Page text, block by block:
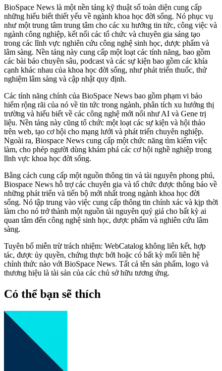
BioSpace News là một nền tảng kỹ thuật số toàn diện cung cấp
những hiểu biết thiết yếu về ngành khoa học đời sống. Nó phục vụ
như một trung tâm trung tâm cho các xu hướng tin tức, công việc và
ngành công nghiệp, kết nối các tổ chức và chuyên gia sáng tạo
trong các lĩnh vực nghiên cứu công nghệ sinh học, dược phẩm và
lâm sàng. Nền tảng này cung cấp một loạt các tính năng, bao gồm
các bài báo chuyên sâu, podcast và các sự kiện bao gồm các khía
cạnh khác nhau của khoa học đời sống, như phát triển thuốc, thử
nghiệm lâm sàng và cập nhật quy định.
Các tính năng chính của BioSpace News bao gồm phạm vi bảo
hiểm rộng rãi của nó về tin tức trong ngành, phân tích xu hướng thị
trường và hiểu biết về các công nghệ mới nổi như AI và Gene trị
liệu. Nền tảng này cũng tổ chức một loạt các sự kiện và hội thảo
trên web, tạo cơ hội cho mạng lưới và phát triển chuyên nghiệp.
Ngoài ra, Biospace News cung cấp một chức năng tìm kiếm việc
làm, cho phép người dùng khám phá các cơ hội nghề nghiệp trong
lĩnh vực khoa học đời sống.
Bằng cách cung cấp một nguồn thông tin và tài nguyên phong phú,
Biospace News hỗ trợ các chuyên gia và tổ chức được thông báo về
những phát triển và tiến bộ mới nhất trong ngành khoa học đời
sống. Nó tập trung vào việc cung cấp thông tin chính xác và kịp thời
làm cho nó trở thành một nguồn tài nguyên quý giá cho bất kỳ ai
quan tâm đến công nghệ sinh học, dược phẩm và nghiên cứu lâm
sàng.
Tuyên bố miễn trừ trách nhiệm: WebCatalog không liên kết, hợp
tác, được ủy quyền, chứng thực bởi hoặc có bất kỳ mối liên hệ
chính thức nào với BioSpace News. Tất cả tên sản phẩm, logo và
thương hiệu là tài sản của các chủ sở hữu tương ứng.
Có thể bạn sẽ thích